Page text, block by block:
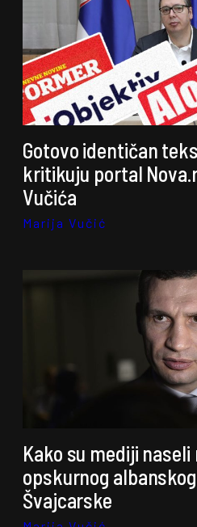
Gotovo identičan
kritikuju portal
Vučića
Marija Vučić
Kako su mediji
opskurnog
Švajcarske